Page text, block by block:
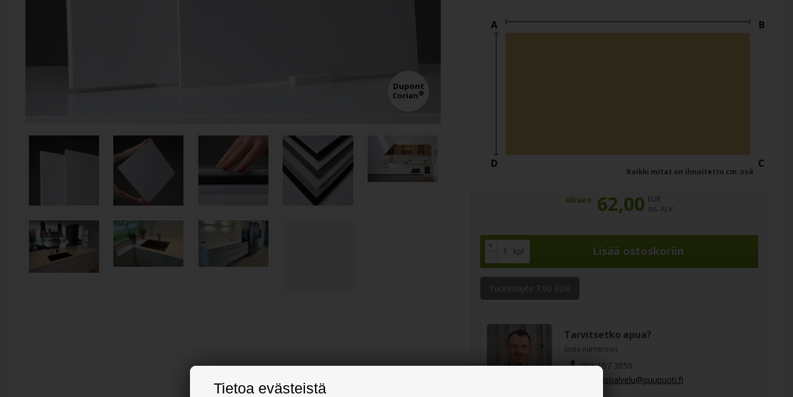
Tietoa evästeistä
Dupont
Corian®
A B
C
D
Kaikki mitat on ilmoitettu cm :ssä
Alkaen 62,00 EUR
sis. ALV
+
-
kpl
Tuotenäyte 7,00 EUR
Tarvitsetko apua?
Soita numeroon
093 157 3850
asiakaspalvelu@puupuoti.fi